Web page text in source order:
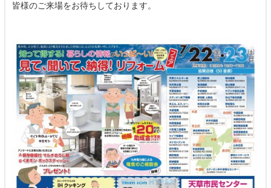
皆様のご来場をお待ちしております。